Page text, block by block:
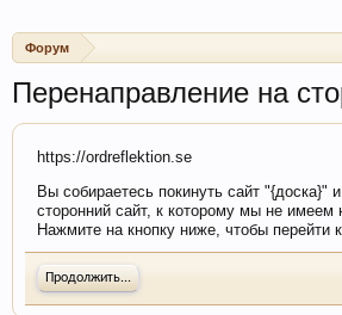
Форум
Перенаправление на
https://ordreflektion.se
Вы собираетесь покинуть сайт "{доска}"
сторонний сайт, к которому мы не имеем
Нажмите на кнопку ниже, чтобы перейти
Продолжить...